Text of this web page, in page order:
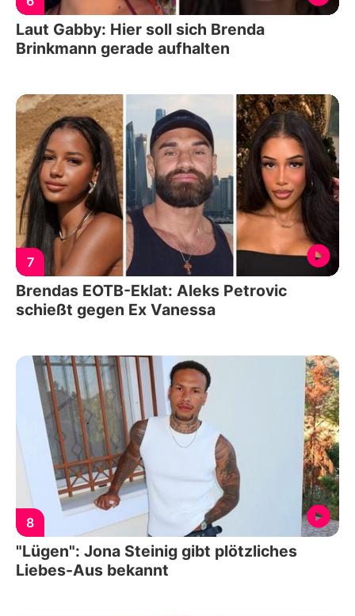
Laut Gabby: Hier soll sich Brenda
Brinkmann gerade aufhalten
7
Brendas EOTB-Eklat: Aleks Petrovic
schießt gegen Ex Vanessa
8
"Lügen": Jona Steinig gibt plötzliches
Liebes-Aus bekannt